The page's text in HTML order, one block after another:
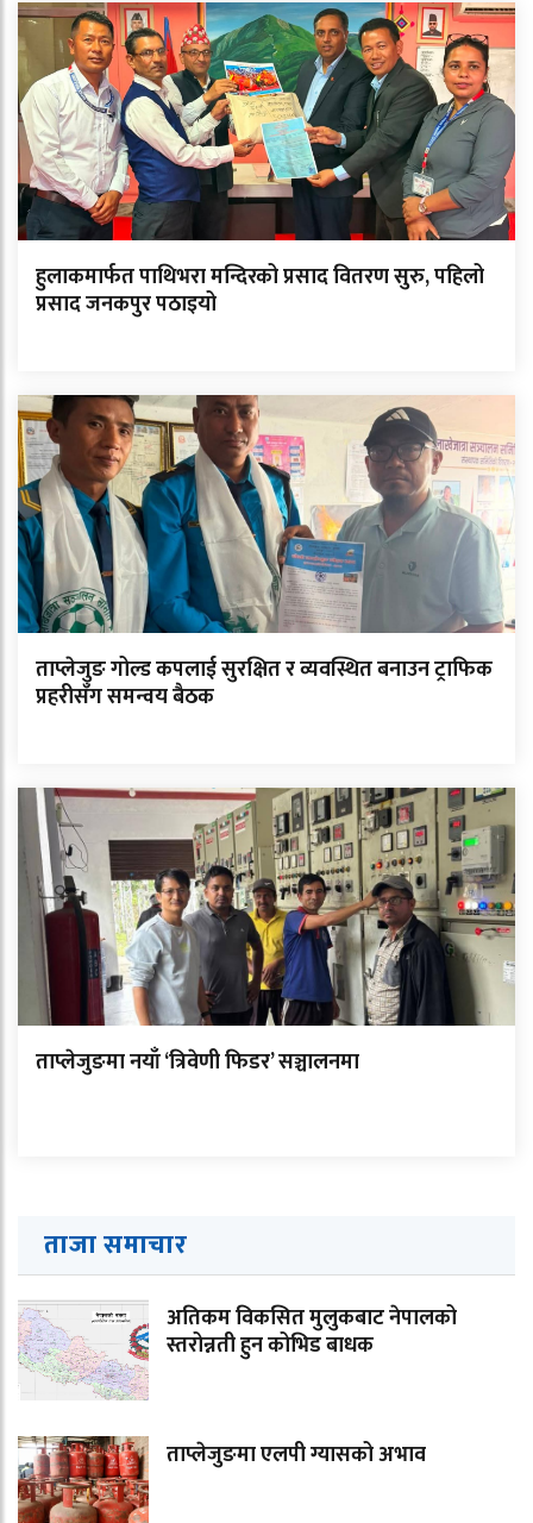
हुलाकमार्फत पाथिभरा मन्दिरको प्रसाद वितरण सुरु, पहिलो
प्रसाद जनकपुर पठाइयो
ताप्लेजुङ गोल्ड कपलाई सुरक्षित र व्यवस्थित बनाउन ट्राफिक
प्रहरीसँग समन्वय बैठक
ताप्लेजुङमा नयाँ ‘त्रिवेणी फिडर’ सञ्चालनमा
ताजा समाचार
अतिकम विकसित मुलुकबाट नेपालको
स्तरोन्नती हुन कोभिड बाधक
ताप्लेजुङमा एलपी ग्यासको अभाव